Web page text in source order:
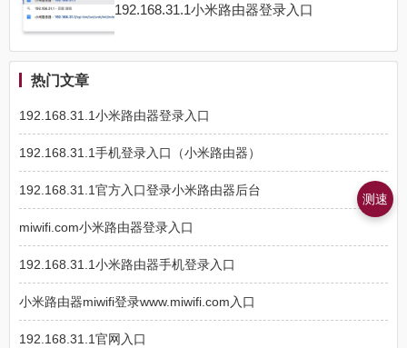
192.168.31.1小米路由器登录入口
热门文章
192.168.31.1小米路由器登录入口
192.168.31.1手机登录入口（小米路由器）
192.168.31.1官方入口登录小米路由器后台
miwifi.com小米路由器登录入口
192.168.31.1小米路由器手机登录入口
小米路由器miwifi登录www.miwifi.com入口
192.168.31.1官网入口
测速